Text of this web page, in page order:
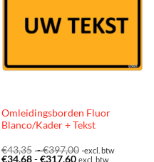
Omleidingsborden Fluor
Blanco/Kader + Tekst
€43,35 -€397,00 Prijsklasse:
€43,35
excl. btw
€34,68 - €317,60Prijsklasse:
excl. btw